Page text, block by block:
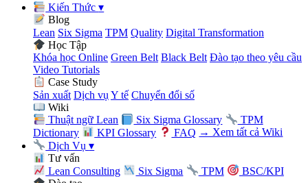
Kiến Thức▾
Blog
Lean Six Sigma TPM Quality Digital Transformation
Học Tập
Khóa học Online Green Belt Black Belt Đào tạo theo yêu cầu
Video Tutorials
Case Study
Sản xuất Dịch vụ Y tế Chuyển đổi số
Wiki
Thuật ngữ Lean
Six Sigma Glossary
TPM
Dictionary
KPI Glossary FAQ → Xem tất cả Wiki
Dịch Vụ▾
Tư vấn
Lean Consulting
Six Sigma TPM
BSC/KPI